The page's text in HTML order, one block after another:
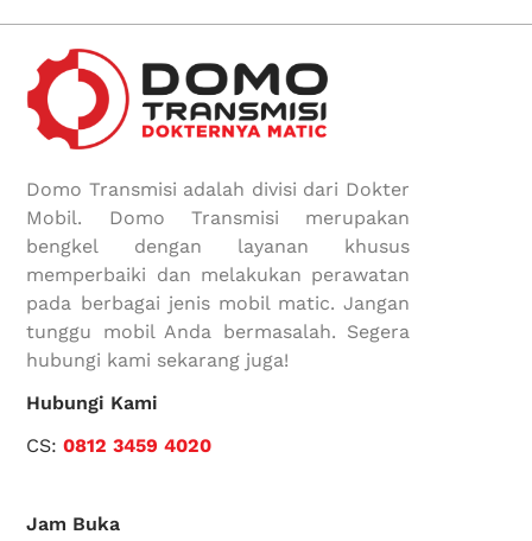
Domo Transmisi adalah divisi dari Dokter
Mobil. Domo Transmisi merupakan
bengkel dengan layanan khusus
memperbaiki dan melakukan perawatan
pada berbagai jenis mobil matic. Jangan
tunggu mobil Anda bermasalah. Segera
hubungi kami sekarang juga!
Hubungi Kami
CS:0812 3459 4020
Jam Buka